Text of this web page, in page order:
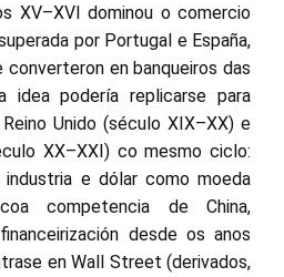
XV–XVI dominou o comercio
por Portugal e España,
en banqueiros das
idea podería replicarse para
Unido (século XIX–XX) e
XX–XXI) co mesmo ciclo:
industria e dólar como moeda
competencia de China,
desde os anos
en Wall Street (derivados,